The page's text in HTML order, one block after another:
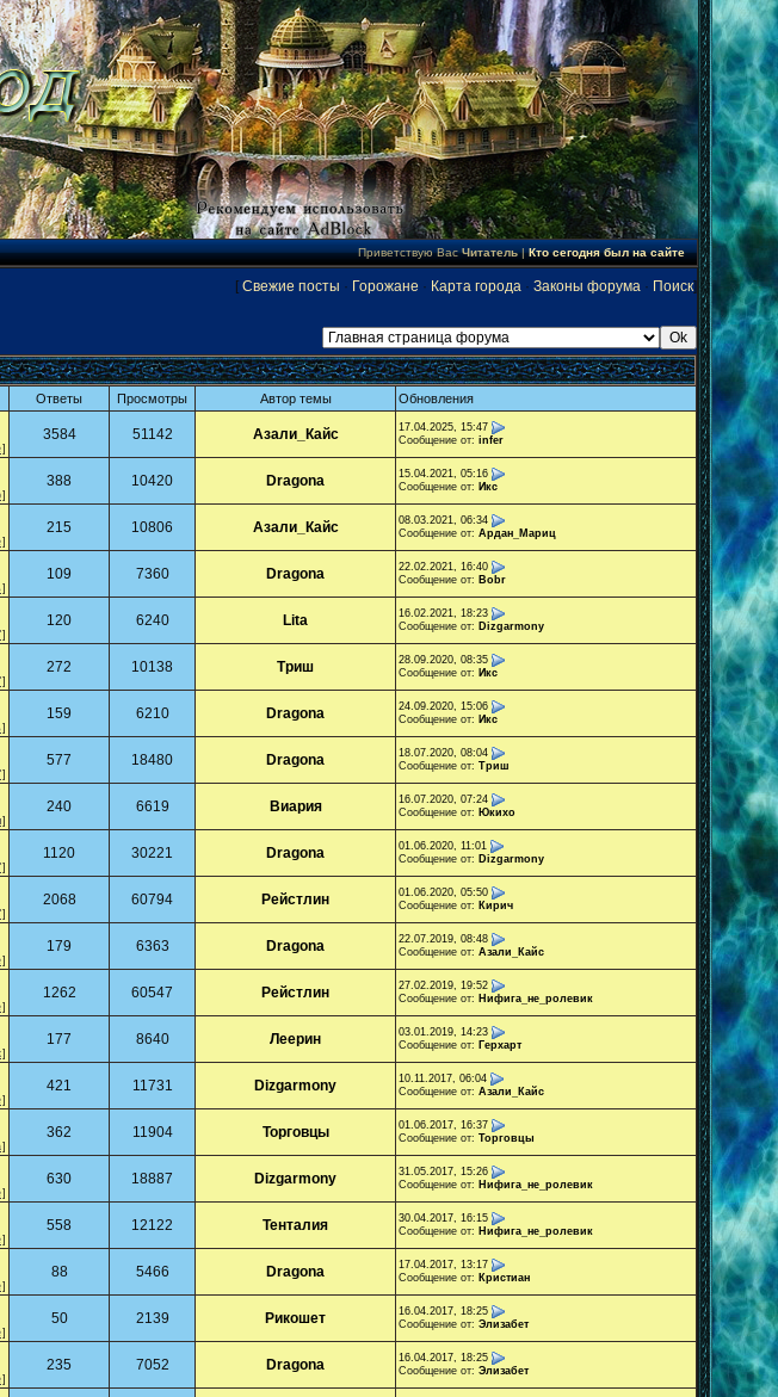
Приветствую Вас Читатель|Кто сегодня был на сайте
[ Свежие посты · Горожане · Карта города · Законы форума · Поиск]
Ответы Просмотры Автор темы Обновления
]
3584 51142 Азали_Кайс
17.04.2025, 15:47
Сообщение от: infer
]
388 10420 Dragona
15.04.2021, 05:16
Сообщение от: Икс
]
215 10806 Азали_Кайс
08.03.2021, 06:34
Сообщение от: Ардан_Мариц
]
109 7360 Dragona
22.02.2021, 16:40
Сообщение от: Bobr
]
120 6240 Lita
16.02.2021, 18:23
Сообщение от: Dizgarmony
]
272 10138 Триш
28.09.2020, 08:35
Сообщение от: Икс
]
159 6210 Dragona
24.09.2020, 15:06
Сообщение от: Икс
]
577 18480 Dragona
18.07.2020, 08:04
Сообщение от: Триш
]
240 6619 Виария
16.07.2020, 07:24
Сообщение от: Юкихо
]
1120 30221 Dragona
01.06.2020, 11:01
Сообщение от: Dizgarmony
]
2068 60794 Рейстлин
01.06.2020, 05:50
Сообщение от: Кирич
]
179 6363 Dragona
22.07.2019, 08:48
Сообщение от: Азали_Кайс
]
1262 60547 Рейстлин
27.02.2019, 19:52
Сообщение от: Нифига_не_poлевик
]
177 8640 Леерин
03.01.2019, 14:23
Сообщение от: Герхарт
]
421 11731 Dizgarmony
10.11.2017, 06:04
Сообщение от: Азали_Кайс
]
362 11904 Торговцы
01.06.2017, 16:37
Сообщение от: Торговцы
]
630 18887 Dizgarmony
31.05.2017, 15:26
Сообщение от: Нифига_не_poлевик
]
558 12122 Тенталия
30.04.2017, 16:15
Сообщение от: Нифига_не_poлевик
]
88 5466 Dragona
17.04.2017, 13:17
Сообщение от: Кристиан
]
50 2139 Рикошет
16.04.2017, 18:25
Сообщение от: Элизабет
]
235 7052 Dragona
16.04.2017, 18:25
Сообщение от: Элизабет